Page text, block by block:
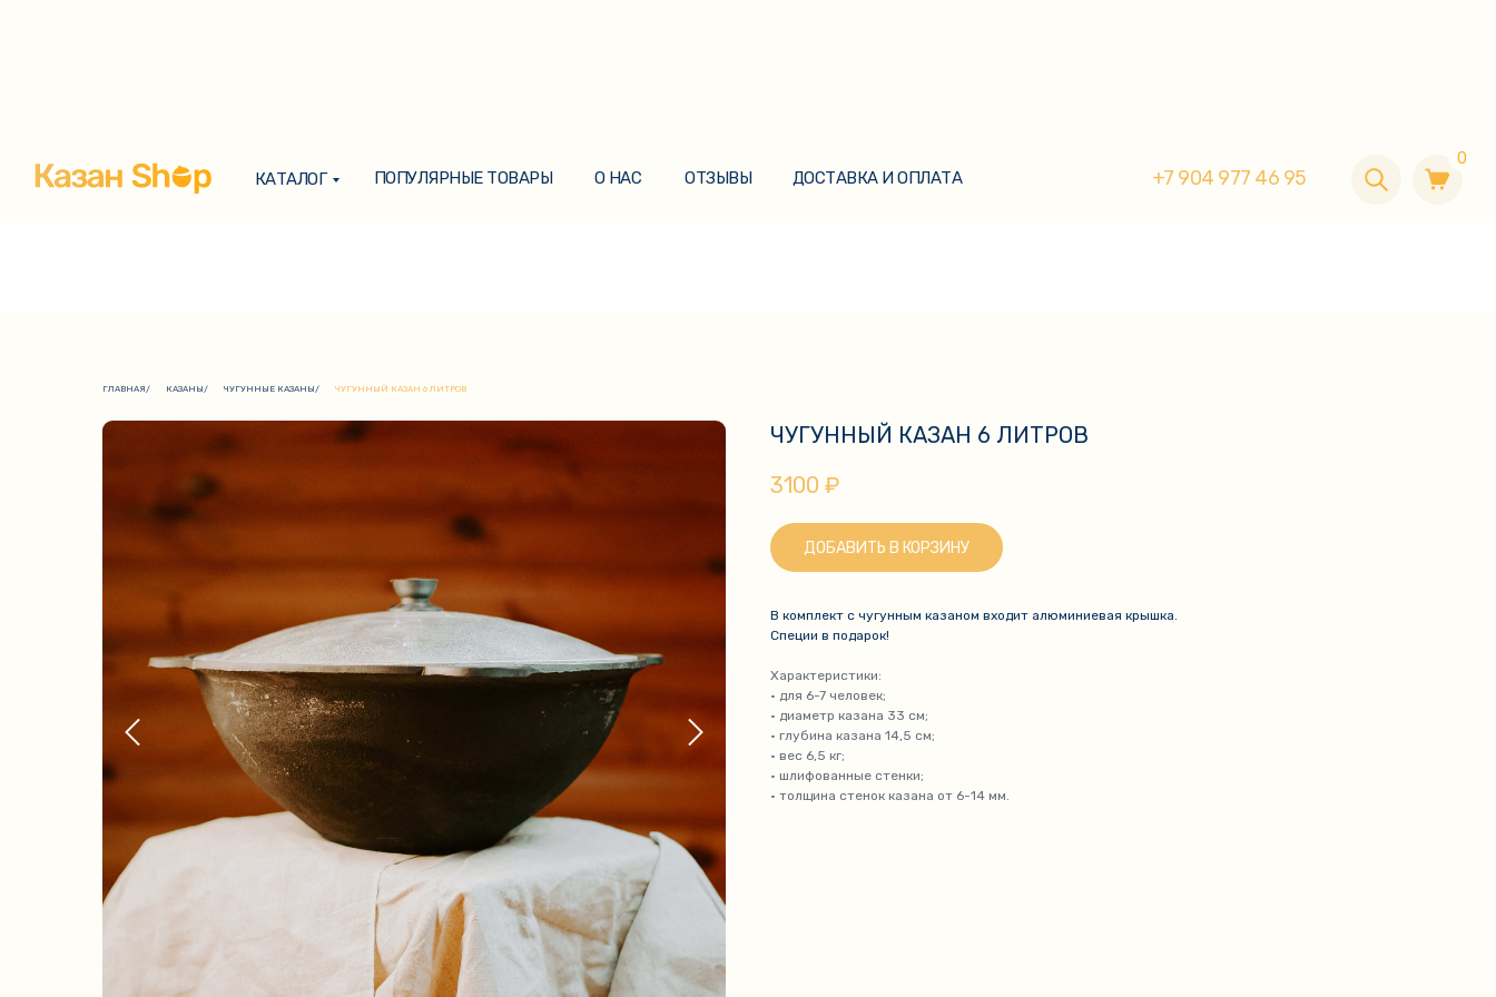
КАТАЛОГ
0
ПОПУЛЯРНЫЕ ТОВАРЫ О НАС ОТЗЫВЫ +7 904 977 46 95
ДОСТАВКА И ОПЛАТА
ГЛАВНАЯ/ КАЗАНЫ/ ЧУГУННЫЕ КАЗАНЫ/ ЧУГУННЫЙ КАЗАН 6 ЛИТРОВ
ЧУГУННЫЙ КАЗАН 6 ЛИТРОВ
3100 ₽
ДОБАВИТЬ В КОРЗИНУ
В комплект с чугунным казаном входит алюминиевая крышка.
Специи в подарок!
Характеристики:
• для 6-7 человек;
• диаметр казана 33 см;
• глубина казана 14,5 см;
• вес 6,5 кг;
• шлифованные стенки;
• толщина стенок казана от 6-14 мм.